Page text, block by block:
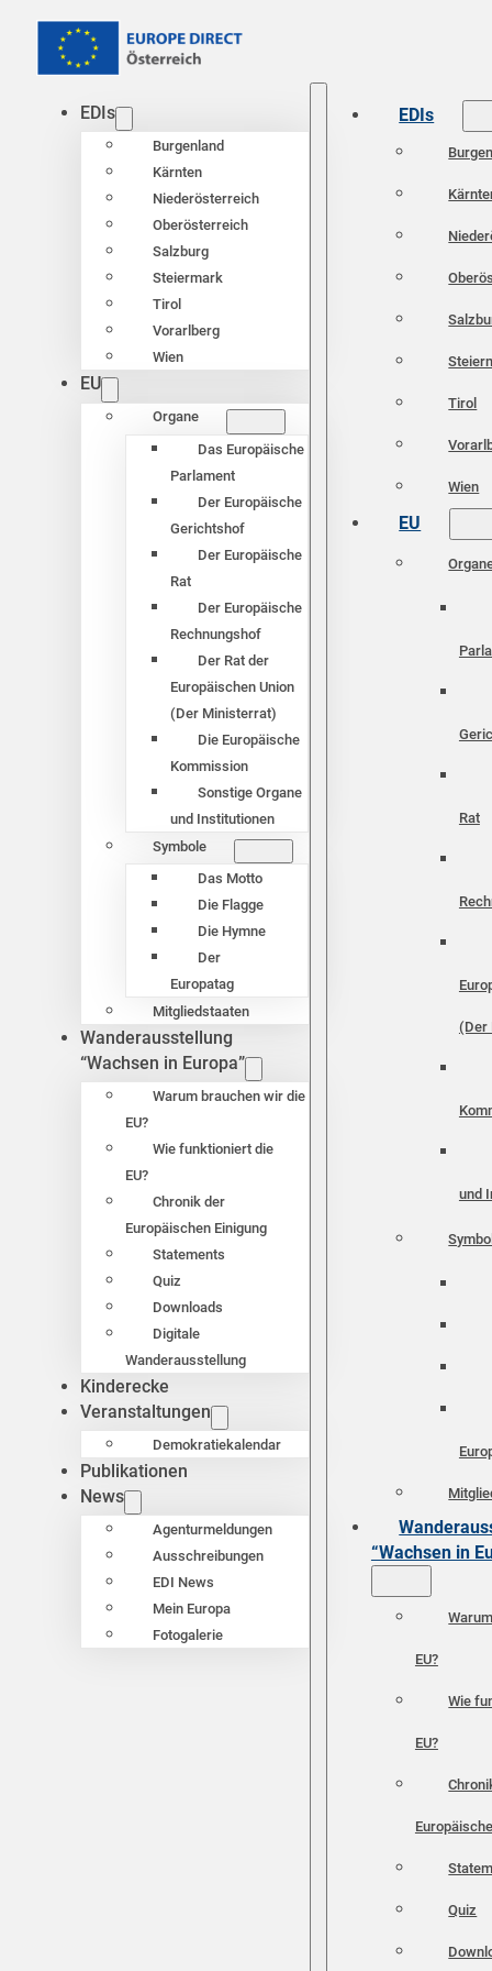
EDIs
Burgenland
Kärnten
Niederösterreich
Oberösterreich
Salzburg
Steiermark
Tirol
Vorarlberg
Wien
EU
Organe
Das Europäische
Parlament
Der Europäische
Gerichtshof
Der Europäische
Rat
Der Europäische
Rechnungshof
Der Rat der
Europäischen Union
(Der Ministerrat)
Die Europäische
Kommission
Sonstige Organe
und Institutionen
Symbole
Das Motto
Die Flagge
Die Hymne
Der
Europatag
Mitgliedstaaten
Wanderausstellung
“Wachsen in Europa”
Warum brauchen wir die
EU?
Wie funktioniert die
EU?
Chronik der
Europäischen Einigung
Statements
Quiz
Downloads
Digitale
Wanderausstellung
Kinderecke
Veranstaltungen
Demokratiekalendar
Publikationen
News
Agenturmeldungen
Ausschreibungen
EDI News
Mein Europa
Fotogalerie
EDIs
Tirol
Wien
EU
Rat
(Der
und
“Wachsen in
EU?
Wie
EU?
Quiz